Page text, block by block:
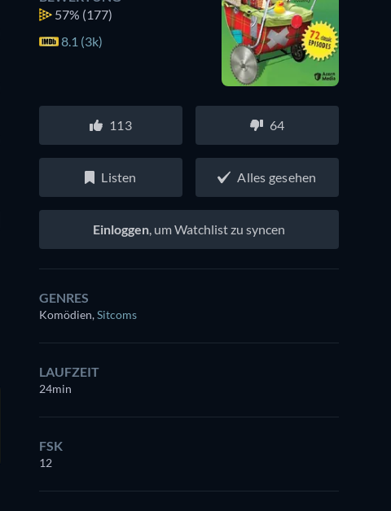
57% (177)
8.1 (3k)
113 64
Listen Alles gesehen
Einloggen, um Watchlist zu syncen
GENRES
Komödien,Sitcoms
LAUFZEIT
24min
FSK
12